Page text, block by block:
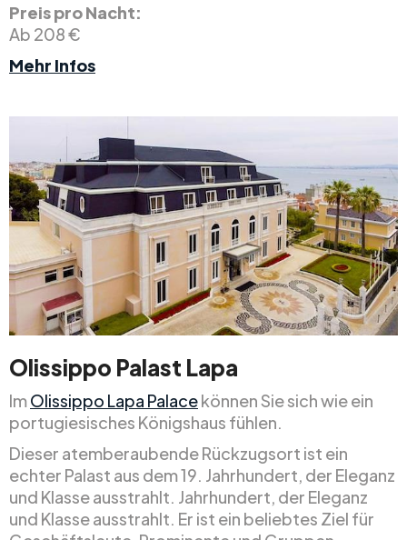
Preis pro Nacht:
Ab 208 €
Mehr Infos
Olissippo Palast Lapa
ImOlissippo Lapa Palacekönnen Sie sich wie ein
portugiesisches Königshaus fühlen.
Dieser atemberaubende Rückzugsort ist ein
echter Palast aus dem 19. Jahrhundert, der Eleganz
und Klasse ausstrahlt. Jahrhundert, der Eleganz
und Klasse ausstrahlt. Er ist ein beliebtes Ziel für